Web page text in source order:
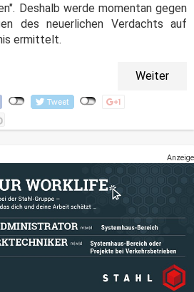
Deshalb werde momentan gegen
des neuerlichen Verdachts auf
ermittelt.
Weiter
Anzeige